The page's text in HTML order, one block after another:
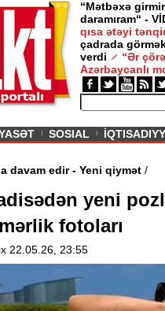
“Mətbəxə
daramıram“ -
qısa ətəyi
çadrada
verdi
“Ər
Azərbaycanlı
SOSIAL
davam edir - Yeni
yeni
fotoları
22.05.26, 23:55